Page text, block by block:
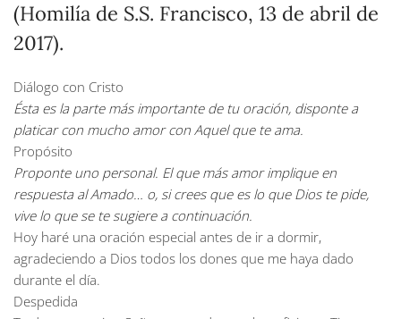
(Homilía de S.S. Francisco, 13 de abril de
2017).
Diálogo con Cristo
Ésta es la parte más importante de tu oración, disponte a
platicar con mucho amor con Aquel que te ama.
Propósito
Proponte uno personal. El que más amor implique en
respuesta al Amado… o, si crees que es lo que Dios te pide,
vive lo que se te sugiere a continuación.
Hoy haré una oración especial antes de ir a dormir,
agradeciendo a Dios todos los dones que me haya dado
durante el día.
Despedida